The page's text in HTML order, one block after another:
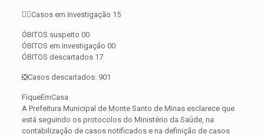
🕵️‍♀️Casos em investigação 15
ÓBITOS suspeito 00
ÓBITOS em investigação 00
ÓBITOS descartados 17
❎Casos descartados: 901
FiqueEmCasa
A Prefeitura Municipal de Monte Santo de Minas esclarece que
está seguindo os protocolos do Ministério da Saúde, na
contabilização de casos notificados e na definição de casos